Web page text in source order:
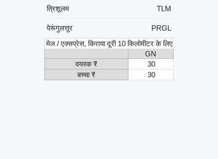
त्रिशूलम
TLM
पेरूंगुलत्तूर
PRGL
मेल / एक्सप्रेस, किराया दूरी 10 किलोमीटर के लिए
GN
वयस्क ₹
30
बच्चा ₹
30